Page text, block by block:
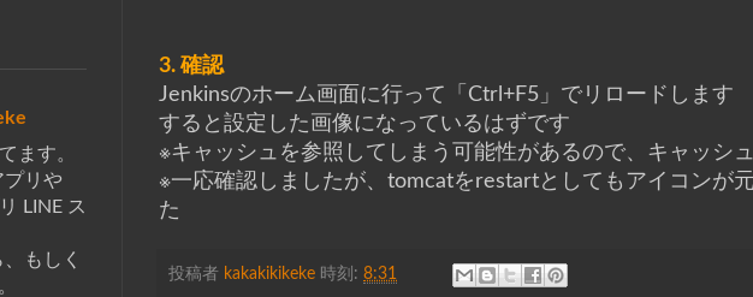
3. 確認
Jenkinsのホーム画面に行って「Ctrl+F5」でリロードします
すると設定した画像になっているはずです
※キャッシュを参照してしまう可能性があるので、キャッシ
※一応確認しましたが、tomcatをrestartとしてもアイコンが
た
投稿者 kakakikikeke 時刻: 8:31
ます。
プリや
LINE ス
もしく